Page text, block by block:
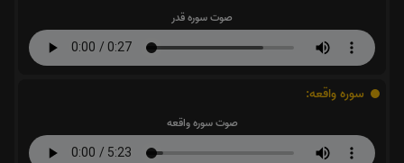
صوت سوره قدر
سوره واقعه:
صوت سوره واقعه